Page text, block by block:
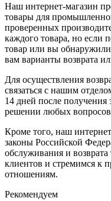
Наш интернет-магазин
товары для
проверенных
каждого товара, но если
товар или вы
вам варианты возврата
Для осуществления
связаться с нашим
14 дней после
решении любых вопросов
Кроме того, наш
законы Российской
обслуживания и
клиентов и стремимся к
отношениям.
Рекомендуем